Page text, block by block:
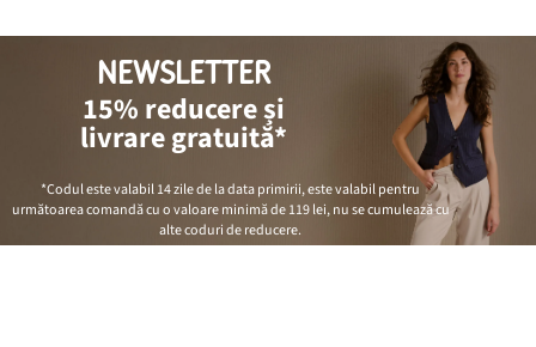
NEWSLETTER
15% reducere și
livrare gratuită*
*Codul este valabil 14 zile de la data primirii, este valabil pentru
următoarea comandă cu o valoare minimă de119 lei, nu se cumulează cu
alte coduri de reducere.